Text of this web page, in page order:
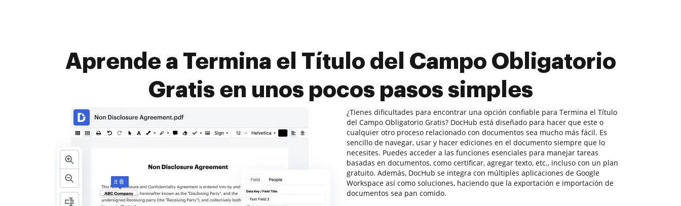
Aprende a Termina el Título del Campo Obligatorio
Gratis en unos pocos pasos simples
¿Tienes dificultades para encontrar una opción confiable para Termina el Título
del Campo Obligatorio Gratis? DocHub está diseñado para hacer que este o
cualquier otro proceso relacionado con documentos sea mucho más fácil. Es
sencillo de navegar, usar y hacer ediciones en el documento siempre que lo
necesites. Puedes acceder a las funciones esenciales para manejar tareas
basadas en documentos, como certificar, agregar texto, etc., incluso con un plan
gratuito. Además, DocHub se integra con múltiples aplicaciones de Google
Workspace así como soluciones, haciendo que la exportación e importación de
documentos sea pan comido.